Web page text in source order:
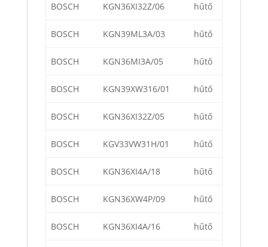
BOSCH KGN36XI32Z/06 hűtő
BOSCH KGN39ML3A/03 hűtő
BOSCH KGN36MI3A/05 hűtő
BOSCH KGN39XW316/01 hűtő
BOSCH KGN36XI32Z/05 hűtő
BOSCH KGV33VW31H/01 hűtő
BOSCH KGN36XI4A/18 hűtő
BOSCH KGN36XW4P/09 hűtő
BOSCH KGN36XI4A/16 hűtő